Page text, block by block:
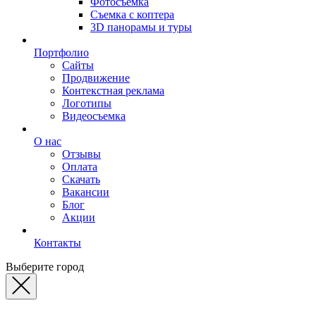
Съемка с коптера
3D панорамы и туры
Портфолио
Сайты
Продвижение
Контекстная реклама
Логотипы
Видеосъемка
О нас
Отзывы
Оплата
Скачать
Вакансии
Блог
Акции
Контакты
Выберите город